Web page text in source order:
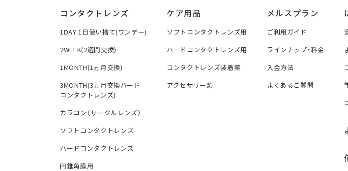
コンタクトレンズ
1DAY 1日使い捨て(ワンデー)
2WEEK(2週間交換)
1MONTH(1ヵ月交換)
3MONTH(3ヵ月交換ハード
コンタクトレンズ)
カラコン（サークルレンズ）
ソフトコンタクトレンズ
ハードコンタクトレンズ
円錐角膜用
ケア用品
ソフトコンタクトレンズ用
ハードコンタクトレンズ用
コンタクトレンズ装着薬
アクセサリー類
メルスプラン
ご利用ガイド
ラインナップ・料金
入会方法
よくあるご質問